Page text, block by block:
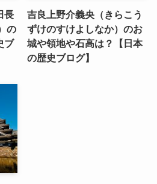
長
の
ブ
吉良上野介義央（きらこう
ずけのすけよしなか）のお
城や領地や石高は？【日本
の歴史ブログ】